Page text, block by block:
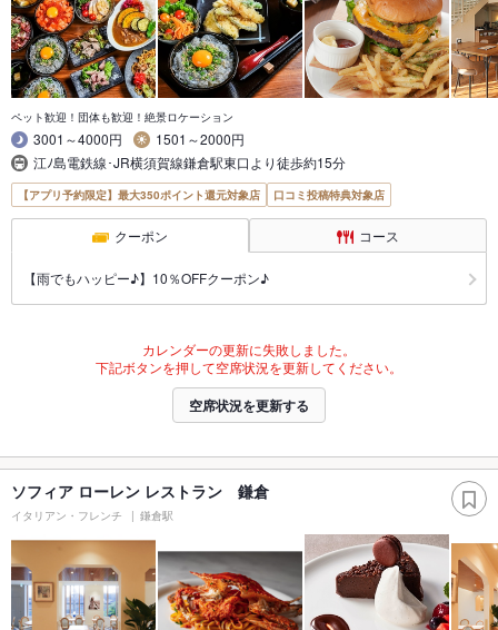
ペット歓迎！団体も歓迎！絶景ロケーション
3001～4000円
1501～2000円
江ﾉ島電鉄線･JR横須賀線鎌倉駅東口より徒歩約15分
【アプリ予約限定】最大350ポイント還元対象店 口コミ投稿特典対象店
クーポン コース
【雨でもハッピー♪】10％OFFクーポン♪
カレンダーの更新に失敗しました。
下記ボタンを押して空席状況を更新してください。
空席状況を更新する
ソフィア ローレン レストラン 鎌倉
イタリアン・フレンチ 鎌倉駅